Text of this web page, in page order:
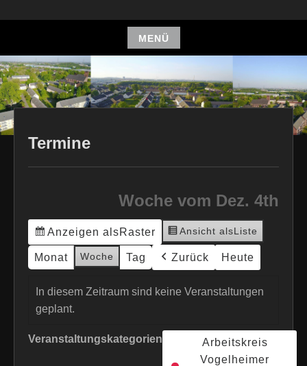
MENÜ
Zum
Inhalt
springen
Termine
Woche vom Dez. 4th
Anzeigen alsRaster Ansicht alsListe
Monat Woche Tag Zurück Heute
In diesem Zeitraum sind keine Veranstaltungen
geplant.
Veranstaltungskategorien
Arbeitskreis
Vogelheimer